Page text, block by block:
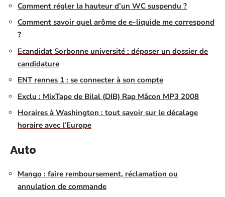
Comment régler la hauteur d’un WC suspendu ?
Comment savoir quel arôme de e-liquide me correspond
?
Ecandidat Sorbonne université : déposer un dossier de
candidature
ENT rennes 1 : se connecter à son compte
Exclu : MixTape de Bilal (DIB) Rap Mâcon MP3 2008
Horaires à Washington : tout savoir sur le décalage
horaire avec l’Europe
Auto
Mango : faire remboursement, réclamation ou
annulation de commande